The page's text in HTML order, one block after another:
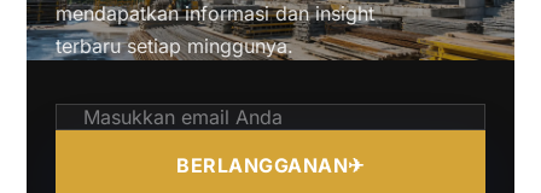
mendapatkan informasi dan insight
terbaru setiap minggunya.
BERLANGGANAN✈